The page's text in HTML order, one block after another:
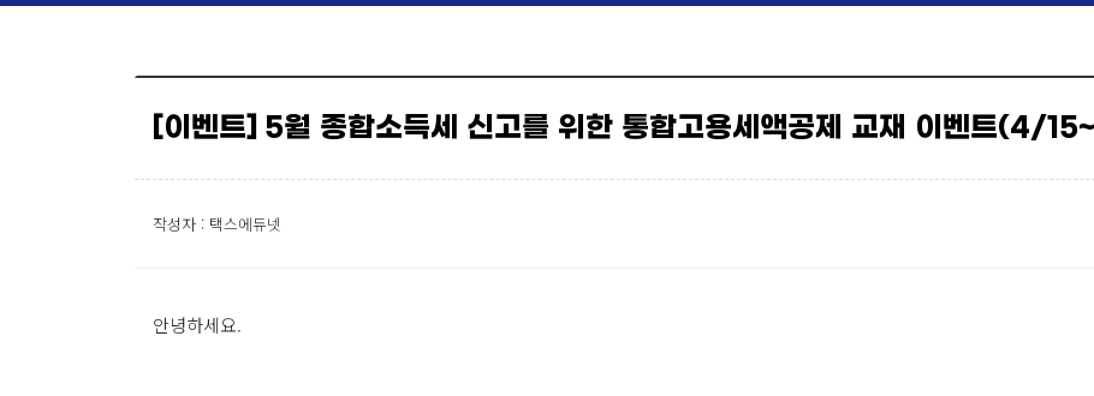
[이벤트] 5월 종합소득세 신고를 위한 통합고용세액공제 교재 이벤트(4/
작성자 : 택스에듀넷
안녕하세요.